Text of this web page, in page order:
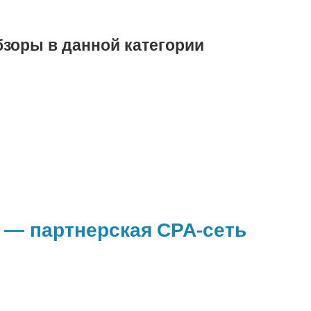
в данной категории
партнерская СРА-сеть